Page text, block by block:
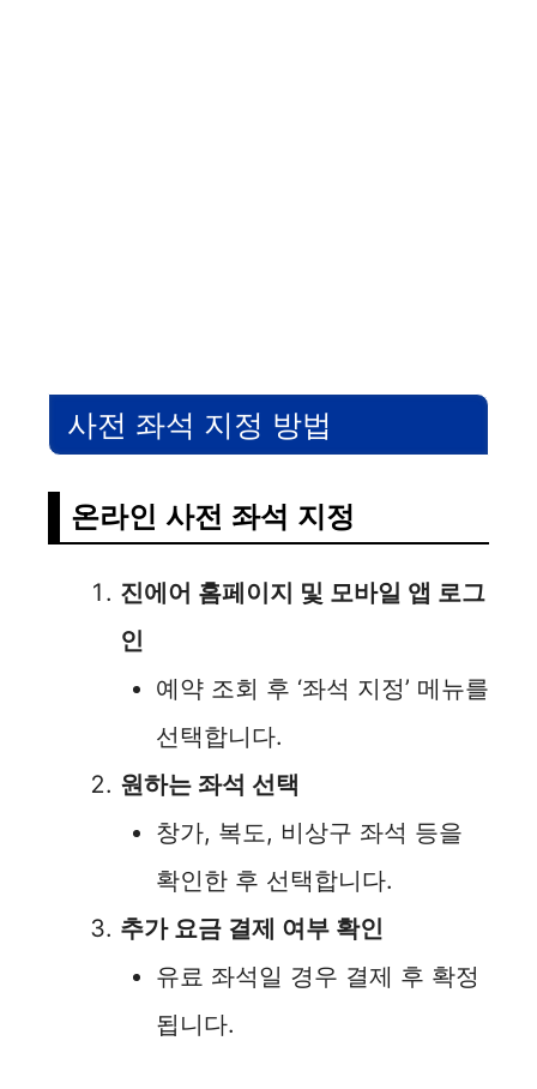
사전 좌석 지정 방법
온라인 사전 좌석 지정
진에어 홈페이지 및 모바일 앱 로그
인
예약 조회 후 ‘좌석 지정’ 메뉴를
선택합니다.
원하는 좌석 선택
창가, 복도, 비상구 좌석 등을
확인한 후 선택합니다.
추가 요금 결제 여부 확인
유료 좌석일 경우 결제 후 확정
됩니다.